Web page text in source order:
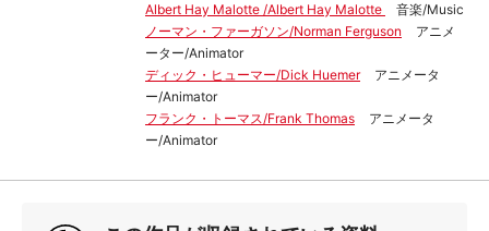
Albert Hay Malotte /Albert Hay Malotte
音楽/Music
ノーマン・ファーガソン/Norman Ferguson
アニメ
ーター/Animator
ディック・ヒューマー/Dick Huemer
アニメータ
ー/Animator
フランク・トーマス/Frank Thomas
アニメータ
ー/Animator